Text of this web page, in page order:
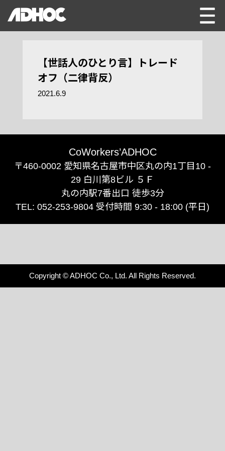
【世話人のひとり言】トレード
オフ（二律背反）
2021.6.9
CoWorkers’ADHOC
〒460-0002 愛知県名古屋市中区丸の内1丁目10 -
29 白川第8ビル ５Ｆ
丸の内駅7番出口 徒歩3分
TEL: 052-253-9804 受付時間 9:30 - 18:00 (平日)
Copyright © ADHOC Co., Ltd. All Rights Reserved.